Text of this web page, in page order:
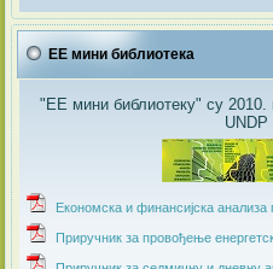
ЕЕ мини библиотека
"ЕЕ мини библиотеку" су 2010.
UNDP
Економска и финансијска анализа
Приручник за провођење